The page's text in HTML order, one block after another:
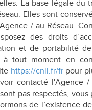
La base légale du
Elles sont
/ au Réseau.
des droits
et de portabilité
tout moment en
https://cnil.fr/frpour
contacté l'Agence
pas respectés, vous
de l’existence